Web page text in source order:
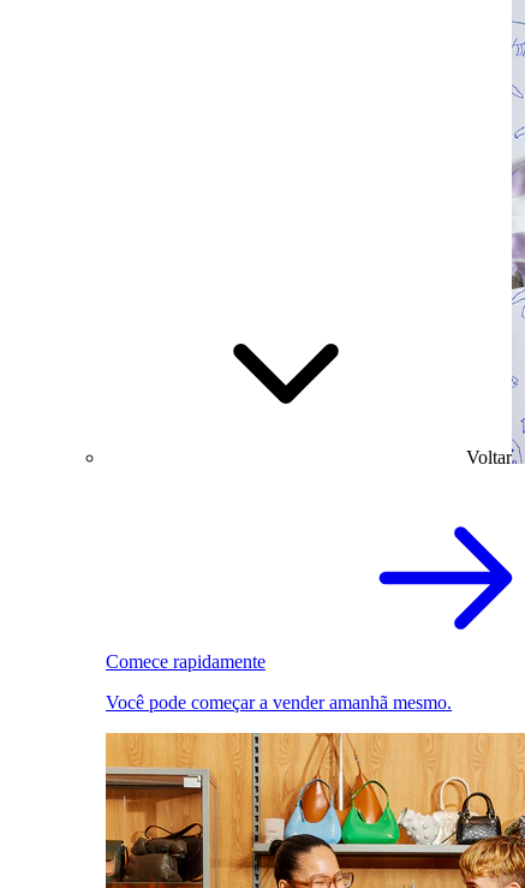
Voltar
Comece rapidamente
Você pode começar a vender amanhã mesmo.